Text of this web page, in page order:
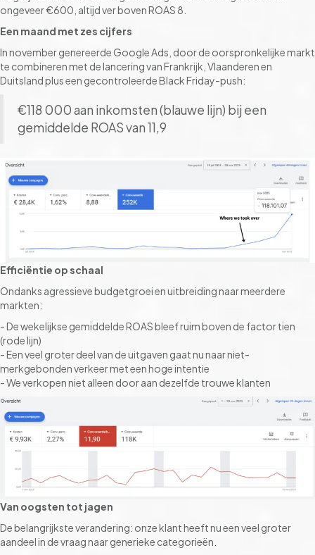
ongeveer €600, altijd ver boven ROAS 8.
Een maand met zes cijfers
In november genereerde Google Ads, door de oorspronkelijke markt
te combineren met de lancering van Frankrijk, Vlaanderen en
Duitsland plus een gecontroleerde Black Friday-push:
€118 000 aan inkomsten (blauwe lijn) bij een
gemiddelde ROAS van 11,9
Efficiëntie op schaal
Ondanks agressieve budgetgroei en uitbreiding naar meerdere
markten:
- De wekelijkse gemiddelde ROAS bleef ruim boven de factor tien
(rode lijn)
- Een veel groter deel van de uitgaven gaat nu naar niet-
merkgebonden verkeer met een hoge intentie
- We verkopen niet alleen door aan dezelfde trouwe klanten
Van oogsten tot jagen
De belangrijkste verandering: onze klant heeft nu een veel groter
aandeel in de vraag naar generieke categorieën.